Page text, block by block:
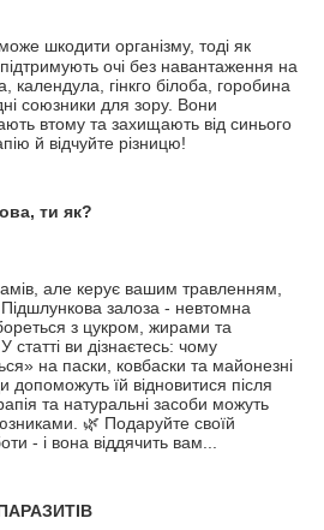
шкодити організму, тоді як
підтримують очі без навантаження на
календула, гінкго білоба, горобина
союзники для зору. Вони
втому та захищають від синього
й відчуйте різницю!
ти як?
але керує вашим травленням,
залоза - невтомна
з цукром, жирами та
статті ви дізнаєтесь: чому
на паски, ковбаски та майонезні
допоможуть їй відновитися після
та натуральні засоби можуть
🌿 Подаруйте своїй
- і вона віддячить вам...